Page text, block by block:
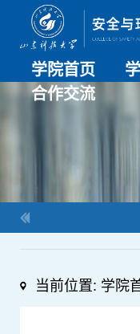
学院首页
合作交流
当前位置: 学院